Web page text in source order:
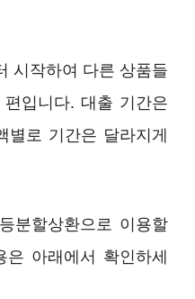
시작하여 다른 상품들
입니다. 대출 기간은
별로 기간은 달라지게
분할상환으로 이용할
아래에서 확인하세